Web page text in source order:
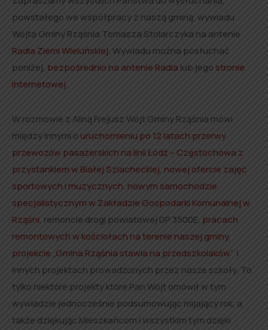
powstałego we współpracy z naszą gminą, wywiadu
Wójta Gminy Rząśnia Tomasza Stolarczyka na antenie
Radia Ziemi Wieluńskiej. Wywiadu można posłuchać
poniżej, bezpośrednio na antenie Radia lub jego stronie
internetowej.
W rozmowie z Aliną Frejusz Wójt Gminy Rząśnia mówi
między innymi ouruchomieniu po 12 latach przerwy
przewozów pasażerskich na linii Łódź – Częstochowa z
przystankiem w Białej Szlacheckiej, nowej ofercie zajęć
sportowych i muzycznych, nowym samochodzie
specjalistycznym w Zakładzie Gospodarki Komunalnej w
Rząśni, remoncie drogi powiatowej DP 3500E, pracach
remontowych w kościołach na terenie naszej gminy,
projekcie „Gmina Rząśnia stawia na przedszkolaków” i
innych projektach prowadzonych przez nasze szkoły. To
tylko niektóre projekty które Pan Wójt omówił w tym
wywiadzie jednocześnie podsumowując mijający rok, a
także dziękując Mieszkańcom i wszystkim tym dzięki